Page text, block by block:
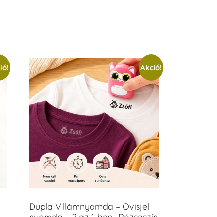
Akció!
Dupla Villámnyomda – Ovisjel